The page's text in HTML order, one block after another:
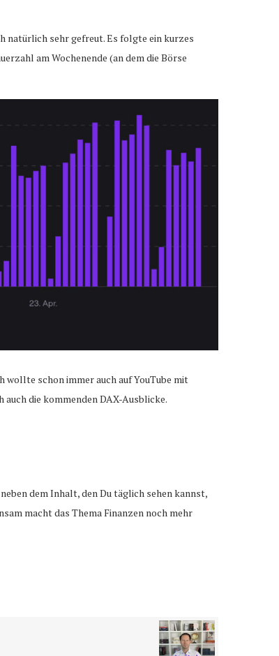
natürlich sehr gefreut. Es folgte ein kurzes
am Wochenende (an dem die Börse
schon immer auch auf YouTube mit
die kommenden DAX-Ausblicke.
dem Inhalt, den Du täglich sehen kannst,
macht das Thema Finanzen noch mehr